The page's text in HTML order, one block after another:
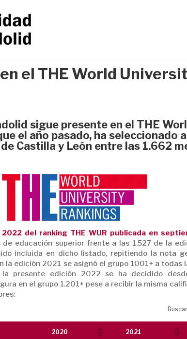
el THE World
sigue presente en el THE
el año pasado, ha seleccionado
Castilla y León entre las 1.662
del ranking THE WUR publicada en
educación superior frente a las 1.527 de la
incluida en dicho listado, repitiendo la nota
la edición 2021 se asignó el grupo 1001+ a todas
presente edición 2022 se ha decidido
en el grupo 1.201+ pese a recibir la misma
2020 2021